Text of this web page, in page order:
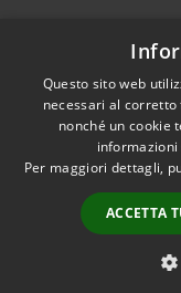
RSS
Accessibilità
Cookie
Mappa del sito
Difensore civico
Questo sito web
necessari al
nonché un cookie
Per maggiori dettagli,
ACCETTA